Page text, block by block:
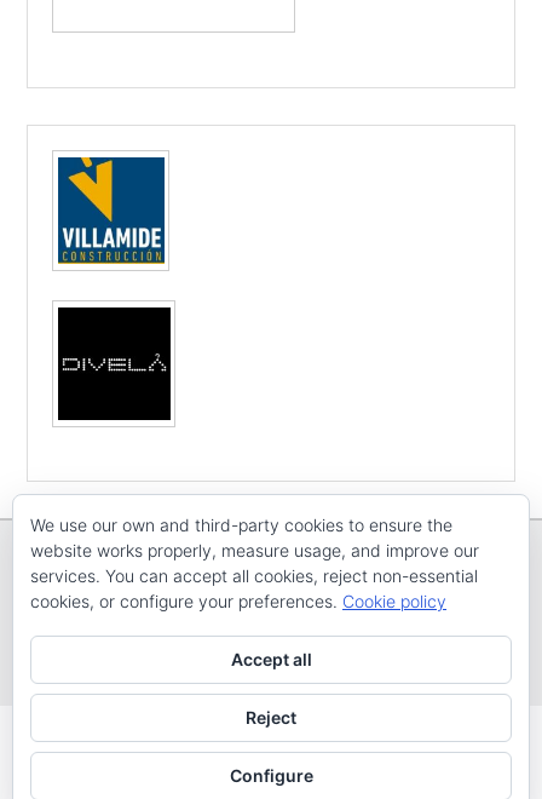
Copyright © ECV ARENAL EMEVETodos os dereitos reservados
Tema: Catch Evolution por
We use our own and third-party cookies to ensure the
website works properly, measure usage, and improve our
services. You can accept all cookies, reject non-essential
cookies, or configure your preferences. Cookie policy
Accept all
Reject
Configure